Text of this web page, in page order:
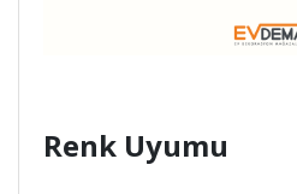
Renk Uyumu